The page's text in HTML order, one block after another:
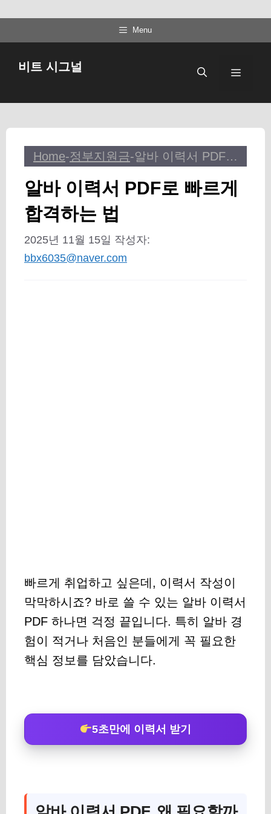
텐
뛰
Menu
비트 시그널 메
Home-정부지원금- 알바 이력서 PDF로 빠르게 합격하는 법
알바 이력서 PDF로 빠르게
합격하는 법
2025년 11월 15일 작성자:
bbx6035@naver.com
빠르게 취업하고 싶은데, 이력서 작성이
막막하시죠? 바로 쓸 수 있는 알바 이력서
PDF 하나면 걱정 끝입니다. 특히 알바 경
험이 적거나 처음인 분들에게 꼭 필요한
핵심 정보를 담았습니다.
5초만에 이력서 받기